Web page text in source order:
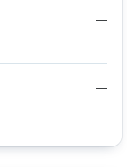
—
—